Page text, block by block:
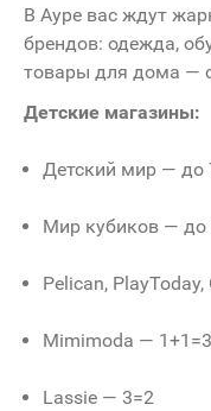
В Ауре вас ждут
брендов: одежда,
товары для дома —
Детские магазины:
Детский мир — до
Мир кубиков — до
Pelican,
Mimimoda —
Lassie — 3=2